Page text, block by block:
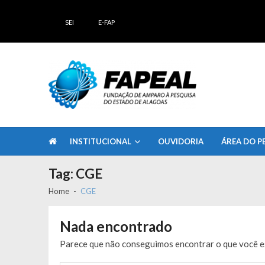
SEI E-FAP
INSTITUCIONAL OUVIDORIA ÁREA DO
Tag: CGE
Home CGE
Nada encontrado
Parece que não conseguimos encontrar o que você